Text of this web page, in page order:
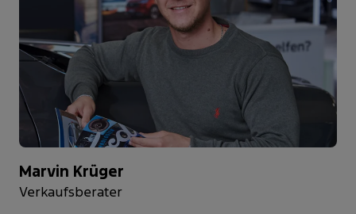
Marvin Krüger
Verkaufsberater